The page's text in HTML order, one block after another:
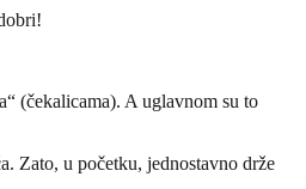
(čekalicama). A uglavnom su to
Zato, u početku, jednostavno drže